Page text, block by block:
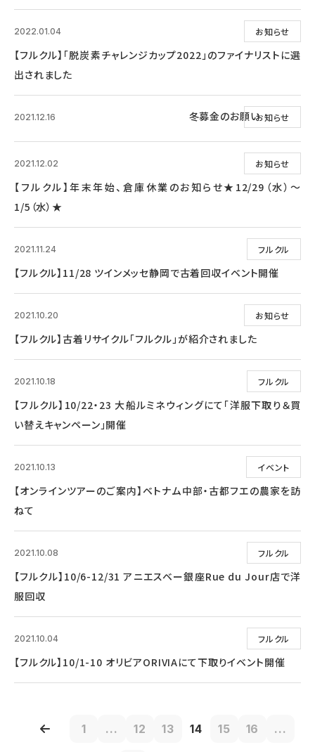
お知らせ
2022.01.04
【フルクル】「脱炭素チャレンジカップ2022」のファイナリストに選
出されました
お知らせ
2021.12.16 冬募金のお願い
お知らせ
2021.12.02
【フルクル】年末年始、倉庫休業のお知らせ★12/29（水）～
1/5（水）★
フルクル
2021.11.24
【フルクル】11/28 ツインメッセ静岡で古着回収イベント開催
お知らせ
2021.10.20
【フルクル】古着リサイクル「フルクル」が紹介されました
フルクル
2021.10.18
【フルクル】10/22・23 大船ルミネウィングにて「洋服下取り＆買
い替えキャンペーン」開催
イベント
2021.10.13
【オンラインツアーのご案内】ベトナム中部・古都フエの農家を訪
ねて
フルクル
2021.10.08
【フルクル】10/6-12/31 アニエスベー銀座Rue du Jour店で洋
服回収
フルクル
2021.10.04
【フルクル】10/1-10 オリビアORIVIAにて下取りイベント開催
1 ... 12 13 14 15 16 ...